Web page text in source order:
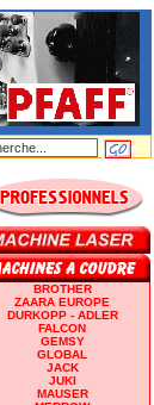
BROTHER
ZAARA EUROPE
DURKOPP - ADLER
FALCON
GEMSY
GLOBAL
JACK
JUKI
MAUSER